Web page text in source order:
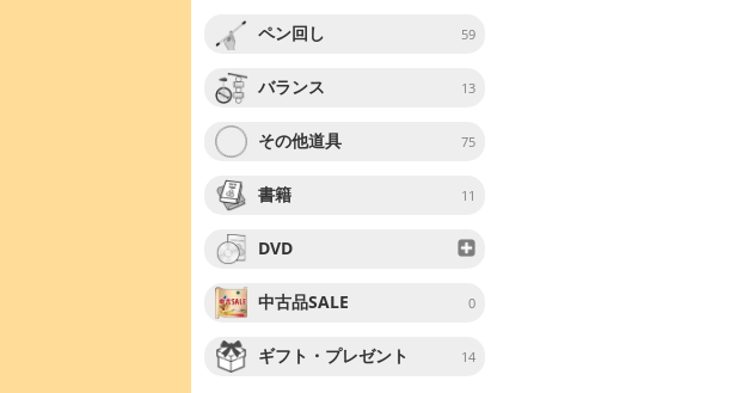
ペン回し 59
バランス 13
その他道具 75
書籍 11
DVD
中古品SALE 0
ギフト・プレゼント 14